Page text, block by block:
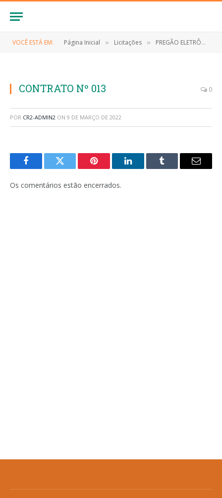
VOCÊ ESTÁ EM: Página Inicial » Licitações » PREGÃO ELETRÔNICO Nº 025/2021 (CONTRATAÇÃO DE EMPRESA ESPECIALIZADA PARA O FORNECIMENTO DE MATERIAIS DE LIMPEZA E HIGIENE PESSOAL)
CONTRATO Nº 013 0
POR CR2-ADMIN2 ON 9 DE MARÇO DE 2022
FacebookTwitter Pinterest LinkedInTumblr
E-
Os comentários estão encerrados.